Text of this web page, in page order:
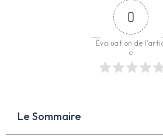
0
Évaluation de
e
Le Sommaire